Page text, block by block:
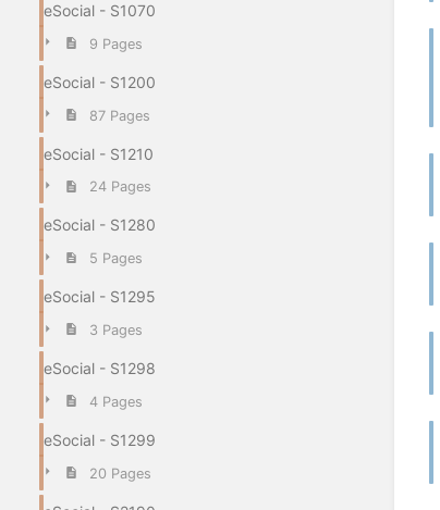
eSocial - S1070
9 Pages
eSocial - S1200
87 Pages
eSocial - S1210
24 Pages
eSocial - S1280
5 Pages
eSocial - S1295
3 Pages
eSocial - S1298
4 Pages
eSocial - S1299
20 Pages